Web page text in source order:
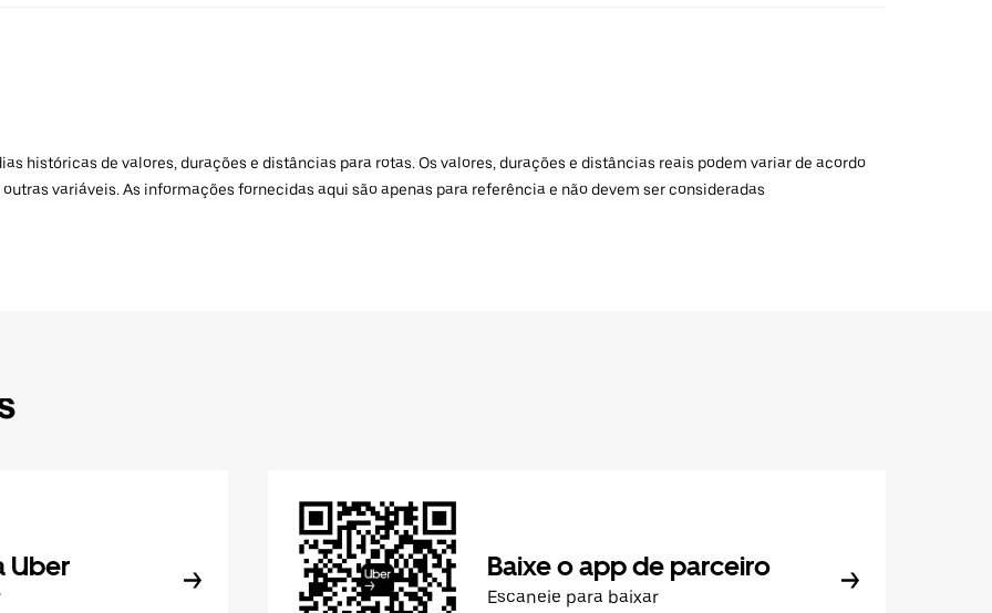
históricas de valores, durações e distâncias para rotas. Os valores, durações e distâncias reais podem variar de acordo
variáveis. As informações fornecidas aqui são apenas para referência e não devem ser consideradas
Uber Baixe o app de parceiro
Escaneie para baixar